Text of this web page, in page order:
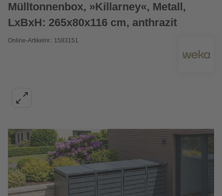
Mülltonnenbox, »Killarney«, Metall,
LxBxH: 265x80x116 cm, anthrazit
Online-Artikelnr.: 1583151